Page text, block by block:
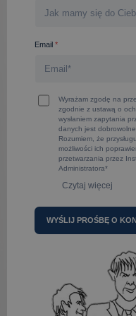
Email*
Wyrażam zgodę na
zgodnie z ustawą o
wysłaniem zapytania
danych jest
Rozumiem, że
możliwości ich
przetwarzania przez
Administratora*
Czytaj więcej